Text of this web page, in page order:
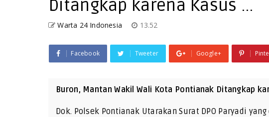
Ditangkap karena Kasus ...
Warta 24 Indonesia 13.52
Facebook Tweeter Google+
Buron, Mantan Wakil Wali Kota Pontianak Ditangkap
Dok. Polsek Pontianak Utarakan Surat DPO Paryadi